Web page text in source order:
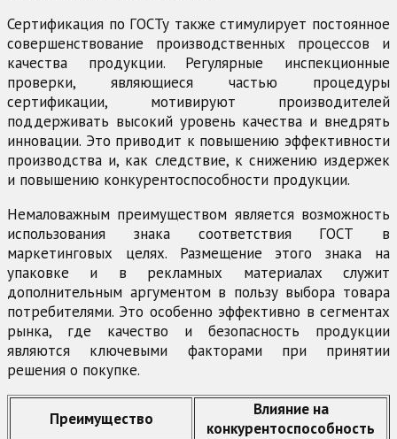
Сертификация по ГОСТу также стимулирует постоянное
совершенствование производственных процессов и
качества продукции. Регулярные инспекционные
проверки, являющиеся частью процедуры
сертификации, мотивируют производителей
поддерживать высокий уровень качества и внедрять
инновации. Это приводит к повышению эффективности
производства и, как следствие, к снижению издержек
и повышению конкурентоспособности продукции.
Немаловажным преимуществом является возможность
использования знака соответствия ГОСТ в
маркетинговых целях. Размещение этого знака на
упаковке и в рекламных материалах служит
дополнительным аргументом в пользу выбора товара
потребителями. Это особенно эффективно в сегментах
рынка, где качество и безопасность продукции
являются ключевыми факторами при принятии
решения о покупке.
Преимущество
Влияние на
конкурентоспособность